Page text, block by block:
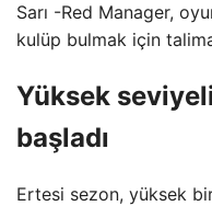
Sarı -Red Manager,
kulüp bulmak için
Yüksek
başladı
Ertesi sezon, yüksek